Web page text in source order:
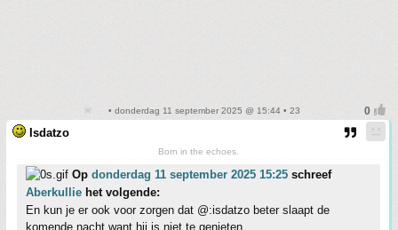
• donderdag 11 september 2025 @ 15:44 • 23
Isdatzo
Born in the echoes.
Op donderdag 11 september 2025 15:25 schreef
Aberkullie het volgende:
En kun je er ook voor zorgen dat @:isdatzo beter slaapt de
komende nacht want hij is niet te genieten